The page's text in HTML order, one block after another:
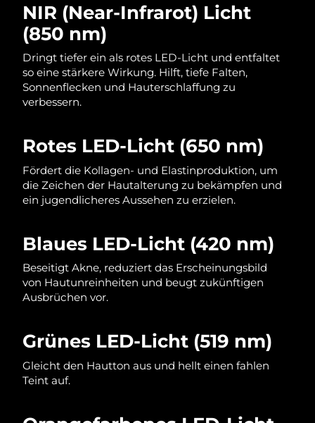
NIR (Near-Infrarot) Licht
(850 nm)
Dringt tiefer ein als rotes LED-Licht und entfaltet
so eine stärkere Wirkung. Hilft, tiefe Falten,
Sonnenflecken und Hauterschlaffung zu
verbessern.
Rotes LED-Licht (650 nm)
Fördert die Kollagen- und Elastinproduktion, um
die Zeichen der Hautalterung zu bekämpfen und
ein jugendlicheres Aussehen zu erzielen.
Blaues LED-Licht (420 nm)
Beseitigt Akne, reduziert das Erscheinungsbild
von Hautunreinheiten und beugt zukünftigen
Ausbrüchen vor.
Grünes LED-Licht (519 nm)
Gleicht den Hautton aus und hellt einen fahlen
Teint auf.
Monaco Erwartete Lieferung
Niederlande
Neuseeland Erwartete Lieferung
Oman Erwartete Lieferung8/15/26
Philippinen Erwartete Lieferung 8/15/26
Portugal Erwartete Lieferung8/12/26
Puerto Rico Erwartete Lieferung8/14/26
Réunion Erwartete Lieferung 8/17/26
Rumänien